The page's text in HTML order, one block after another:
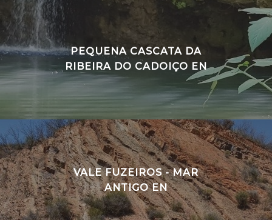
PEQUENA CASCATA DA
RIBEIRA DO CADOIÇO EN
VALE FUZEIROS - MAR
ANTIGO EN